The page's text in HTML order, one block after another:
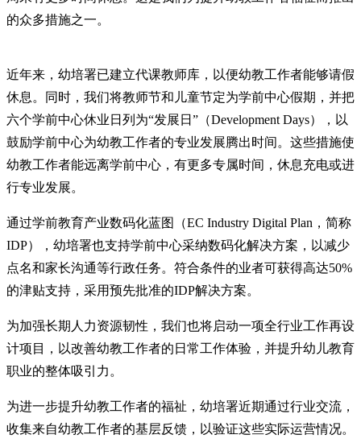
的众多措施之一。
近年来，幼培署已建立代课教师库，以便幼教工作者能够请假
休息。同时，我们将教师节和儿童节定为学前中心假期，并把
六个学前中心休业日列为“发展日”（Development Days），以
鼓励学前中心为幼教工作者的专业发展腾出时间。这些措施使
幼教工作者能远离学前中心，有更多专属时间，休息充电或进
行专业发展。
通过学前教育产业数码化蓝图（EC Industry Digital Plan，简称
IDP），幼培署也支持学前中心采纳数码化解决方案，以减少
点名和家长沟通等行政任务。符合条件的业者可获得高达50%
的津贴支持，采用预先批准的IDP解决方案。
为加强长期人力资源韧性，我们也将启动一项全行业工作再设
计项目，以改善幼教工作者的日常工作体验，并提升幼儿教育
职业的整体吸引力。
为进一步提升幼教工作者的福祉，幼培署近期通过行业交流，
收集来自幼教工作者的基层反馈，以验证这些实际运营情况。